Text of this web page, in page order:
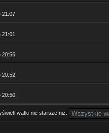
21:07
21:01
20:56
20:52
20:50
wątki nie starsze niż: